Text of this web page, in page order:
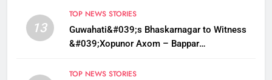
13
TOP NEWS STORIES
Guwahati&#039;s Bhaskarnagar to Witness
&#039;Xopunor Axom – Bappar
Chaturthi
TOP NEWS STORIES